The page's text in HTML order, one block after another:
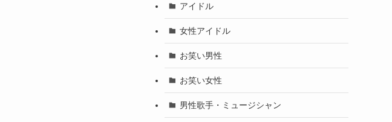
アイドル
女性アイドル
お笑い男性
お笑い女性
男性歌手・ミュージシャン